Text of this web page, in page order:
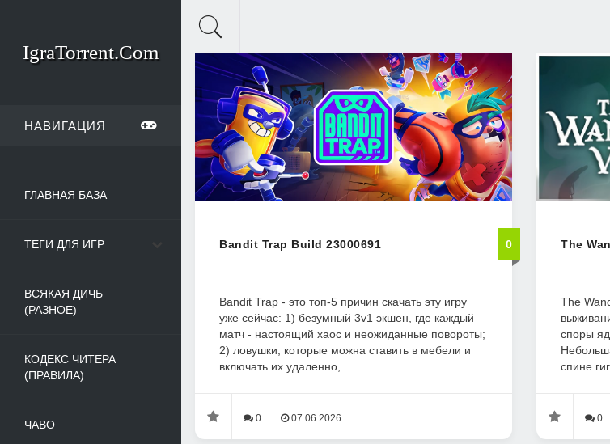
IgraTorrent.Com
НАВИГАЦИЯ
ГЛАВНАЯ БАЗА
ТЕГИ ДЛЯ ИГР
ВСЯКАЯ ДИЧЬ
(РАЗНОЕ)
КОДЕКС ЧИТЕРА
(ПРАВИЛА)
ЧАВО
Bandit Trap Build 23000691 0
Bandit Trap - это топ-5 причин скачать эту игру
уже сейчас: 1) безумный 3v1 экшен, где каждый
матч - настоящий хаос и неожиданные повороты;
2) ловушки, которые можна ставить в мебели и
включать их удаленно,...
0 07.06.2026
The
The
споры
спине
0